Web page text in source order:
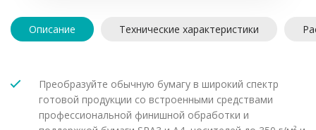
Описание Технические характеристики
Преобразуйте обычную бумагу в широкий спектр
готовой продукции со встроенными средствами
профессиональной финишной обработки и